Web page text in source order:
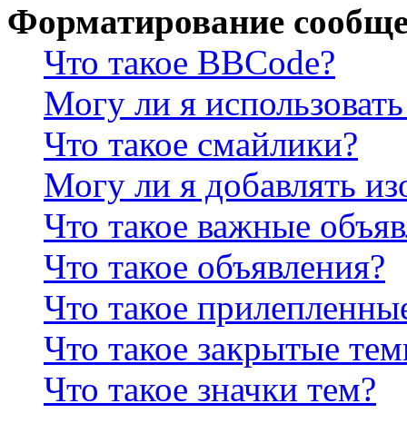
Форматирование
Что такое BBCode?
Могу ли я
Что такое смайлики?
Могу ли я добавлять
Что такое важные
Что такое объявления?
Что такое
Что такое закрытые
Что такое значки тем?